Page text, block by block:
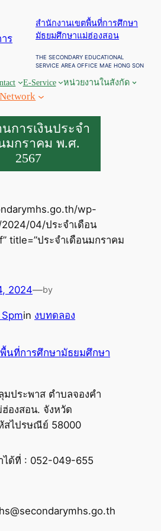
สำนักงานเขตพื้นที่การศึกษา
มัธยมศึกษาแม่ฮ่องสอน
THE SECONDARY EDUCATIONAL
SERVICE AREA OFFICE MAE HONG SON
E-Service
หน่วยงานในสังกัด
การเงินประจำ
มกราคม พ.ศ.
2567
wp-
04/ประจำเดือน
title=”ประจำเดือนมกราคม
2024—by
in งบทดลอง
นที่การศึกษามัธยมศึกษา
ประพาส ตำบลจองคำ
ฮ่องสอน. จังหวัด
สไปรษณีย์ 58000
ได้ที่ : 052-049-655